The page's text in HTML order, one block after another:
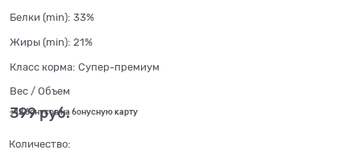
Белки (min): 33%
Жиры (min): 21%
Класс корма: Супер-премиум
Вес / Объем
399 руб.
+12 бонусов на бонусную карту
Количество: